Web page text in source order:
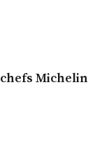
Michelin